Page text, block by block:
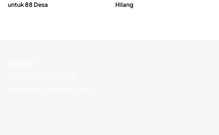
untuk 88 Desa
Hilang